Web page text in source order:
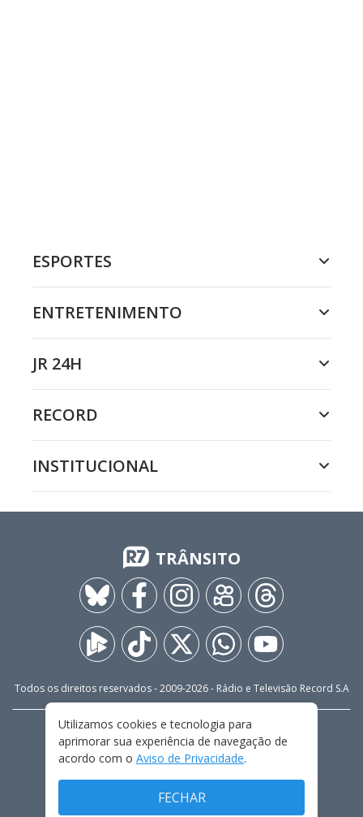
ESPORTES
ENTRETENIMENTO
JR 24H
RECORD
INSTITUCIONAL
TRÂNSITO
Todos os direitos reservados - 2009-2026- Rádio e Televisão Record S.A
FALE CONOSCO
PRIVACIDADE
TERMOS E CONDIÇÕES DE USO
Utilizamos cookies e tecnologia para
aprimorar sua experiência de navegação de
acordo com o Aviso de Privacidade.
FECHAR